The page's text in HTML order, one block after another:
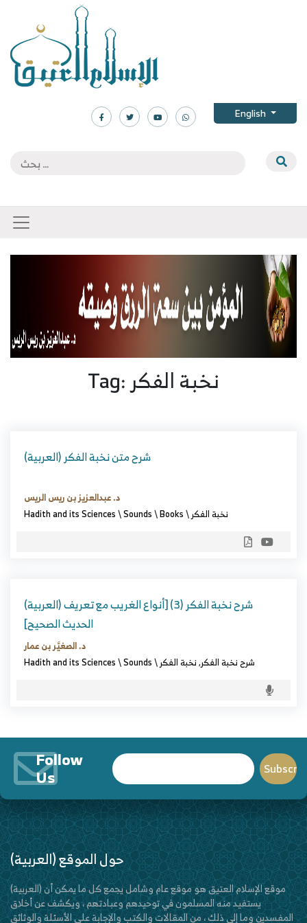
English
Tag: نخبة الفكر
(العربية) شرح متن نخبة الفكر
د. عبدالعزيز بن ريس الريس
Hadith and its Sciences\Sounds\Books\نخبة الفكر
(العربية) شرح نخبة الفكر (3) [أنواع الغريب مع تعريف
الحديث الصحيح]
د. الصغيَّر بن عمار
Hadith and its Sciences\Sounds\ شرح نخبة الفكر,نخبة الفكر
Follow
Us
(العربية) حول الموقع
(العربية) موقع الإسلام العتيق هو موقع عام وشامل يجمع كل ما يمكن أن
يستفيد منه المسلمون في توحيدهم وعبادتهم ، ويكشف عن أخلاق
المفسدين وما إلى ذلك ، من المقالات والكتب والإجابة على الأسئلة والوثائق